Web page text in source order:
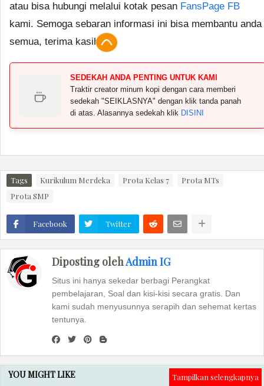
atau bisa hubungi melalui kotak pesan FansPage FB
kami. Semoga sebaran informasi ini bisa membantu anda
semua, terima kasih.
SEDEKAH ANDA PENTING UNTUK KAMI
Traktir creator minum kopi dengan cara memberi
sedekah "SEIKLASNYA" dengan klik tanda panah
di atas. Alasannya sedekah klik DISINI
Tags Kurikulum Merdeka Prota Kelas 7
Prota MTs
Prota SMP
Facebook Twitter
Diposting olehAdmin IG
Situs ini hanya sekedar berbagi Perangkat
pembelajaran, Soal dan kisi-kisi secara gratis. Dan
kami sudah menyusunnya serapih dan sehemat kertas
tentunya.
YOU MIGHT LIKE Tampilkan selengkapnya